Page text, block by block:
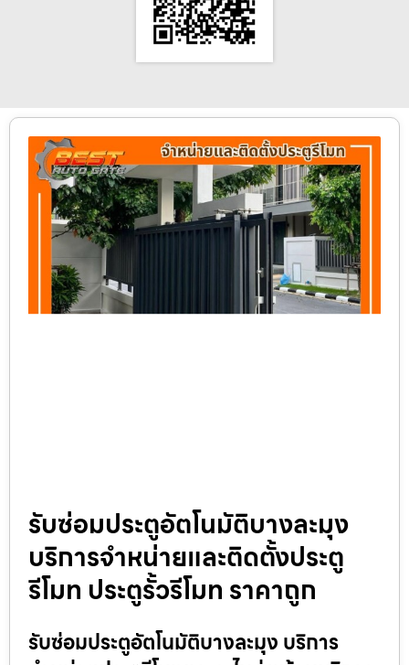
รับซ่อมประตูอัตโนมัติบางละมุง
บริการจำหน่ายและติดตั้งประตู
รีโมท ประตูรั้วรีโมท ราคาถูก
รับซ่อมประตูอัตโนมัติบางละมุง บริการ